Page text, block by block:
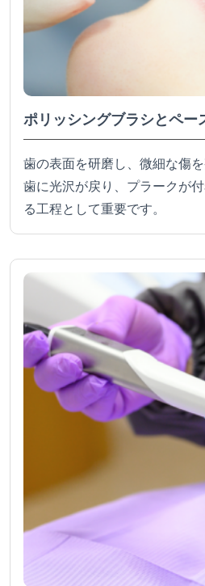
ポリッシングブラシとペー
歯の表面を研磨し、微細な傷を
歯に光沢が戻り、プラークが
る工程として重要です。